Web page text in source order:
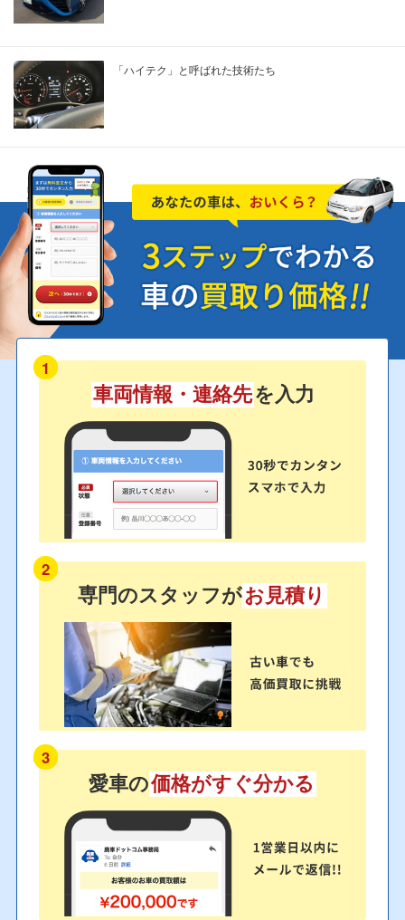
「ハイテク」と呼ばれた技術たち
1
車両情報・連絡先を入力
2
専門のスタッフがお見積り
3
愛車の価格がすぐ分かる